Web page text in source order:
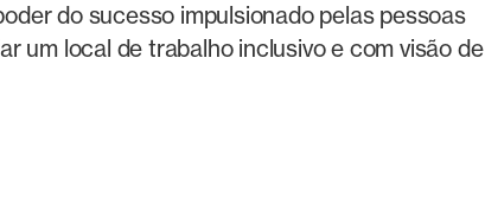
do sucesso impulsionado pelas pessoas
um local de trabalho inclusivo e com visão de